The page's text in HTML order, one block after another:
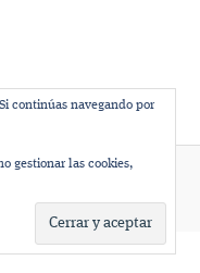
continúas navegando por
gestionar las cookies,